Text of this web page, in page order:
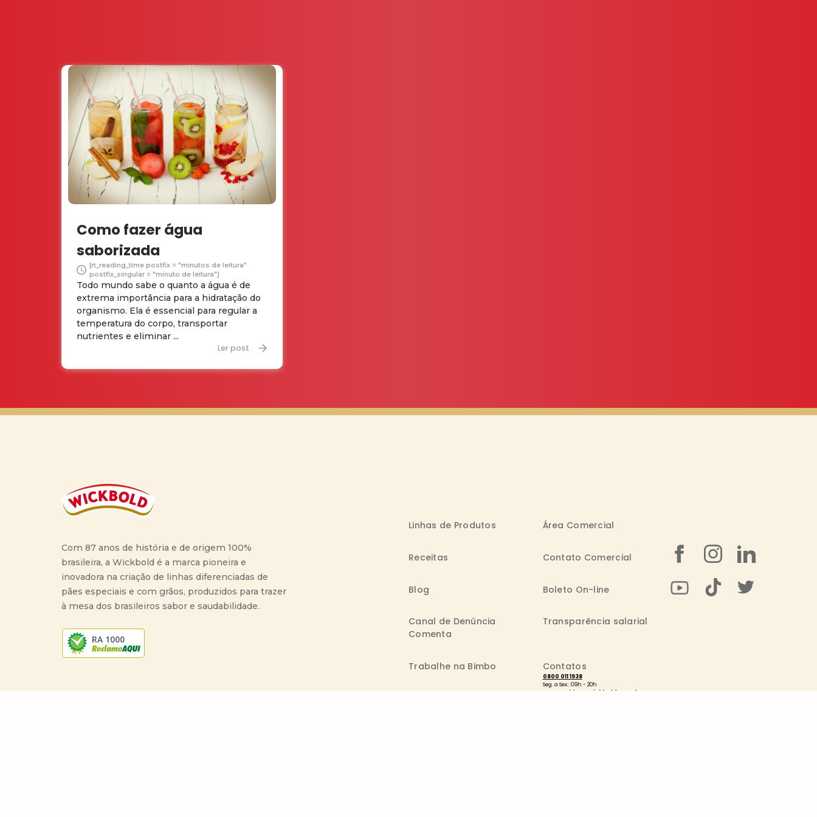
Como fazer água
saborizada
[rt_reading_time postfix = "minutos de leitura"
postfix_singular = "minuto de leitura"]
Todo mundo sabe o quanto a água é de
extrema importância para a hidratação do
organismo. Ela é essencial para regular a
temperatura do corpo, transportar
nutrientes e eliminar ...
Ler post
Com 87 anos de história e de origem 100%
brasileira, a Wickbold é a marca pioneira e
inovadora na criação de linhas diferenciadas de
pães especiais e com grãos, produzidos para trazer
à mesa dos brasileiros sabor e saudabilidade.
RA 1000
Linhas de Produtos Área Comercial
Receitas Contato Comercial
Blog Boleto On-line
Canal de Denúncia
Comenta
Transparência salarial
Trabalhe na Bimbo Contatos
0800 011 1938
Seg. a Sex.: 09h - 20h
consumidor@wickbold.com.br